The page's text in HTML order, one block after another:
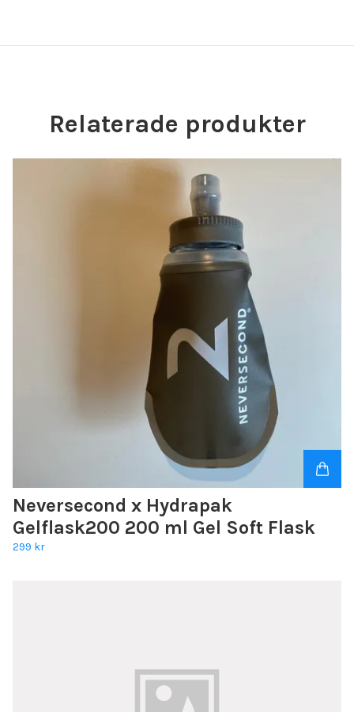
Relaterade produkter
Neversecond x Hydrapak
Gelflask200 200 ml Gel Soft Flask
299 kr